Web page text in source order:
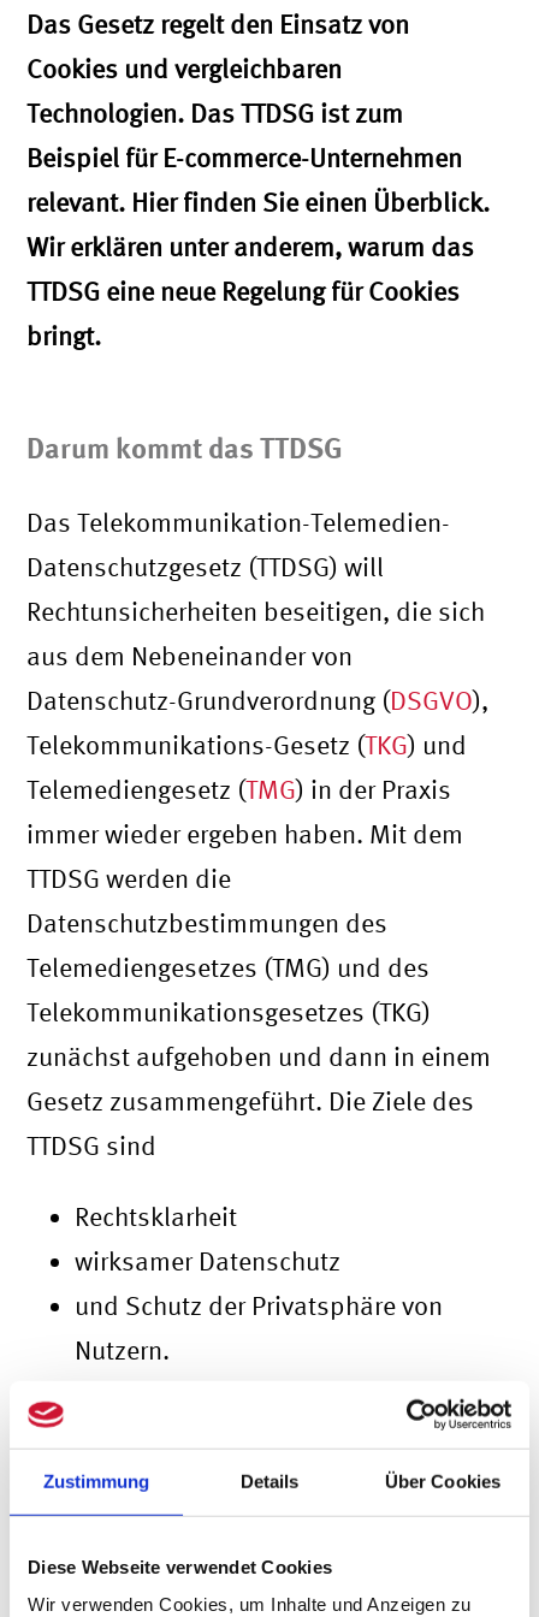
Zustimmung Details Über Cookies
Diese Webseite verwendet Cookies
Wir verwenden Cookies, um Inhalte und Anzeigen zu
Das Gesetz regelt den Einsatz von
Cookies und vergleichbaren
Technologien. Das TTDSG ist zum
Beispiel für E-commerce-Unternehmen
relevant. Hier finden Sie einen Überblick.
Wir erklären unter anderem, warum das
TTDSG eine neue Regelung für Cookies
bringt.
Darum kommt das TTDSG
Das Telekommunikation-Telemedien-
Datenschutzgesetz (TTDSG) will
Rechtunsicherheiten beseitigen, die sich
aus dem Nebeneinander von
Datenschutz-Grundverordnung (DSGVO),
Telekommunikations-Gesetz (TKG) und
Telemediengesetz (TMG) in der Praxis
immer wieder ergeben haben. Mit dem
TTDSG werden die
Datenschutzbestimmungen des
Telemediengesetzes (TMG) und des
Telekommunikationsgesetzes (TKG)
zunächst aufgehoben und dann in einem
Gesetz zusammengeführt. Die Ziele des
TTDSG sind
Rechtsklarheit
wirksamer Datenschutz
und Schutz der Privatsphäre von
Nutzern.
Diese Cookie-Regelung steht im
TTDSG
Der Einsatz von Cookies und